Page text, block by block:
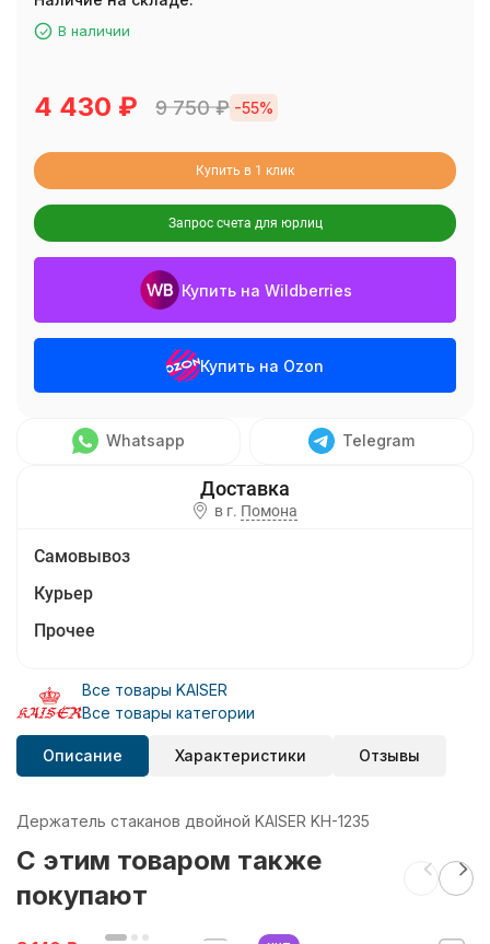
В наличии
4 430 ₽ 9 750₽ -55%
Купить в 1 клик
Запрос счета для юрлиц
Купить на Wildberries
Купить на Ozon
Whatsapp Telegram
в г. Помона
Самовывоз
Курьер
Прочее
Все товары KAISER
Все товары категории
Описание Характеристики Отзывы
Держатель стаканов двойной KAISER KH-1235
C этим товаром также
покупают